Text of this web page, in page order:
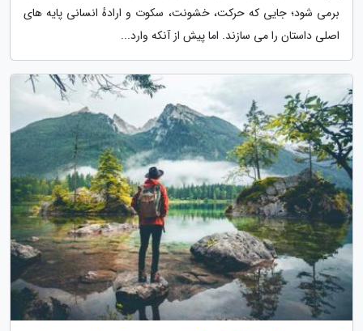
برمی شود؛ جایی که حرکت، خشونت، سکوت و ارادهٔ انسانی پایه های
اصلی داستان را می سازند. اما پیش از آنکه وارد...